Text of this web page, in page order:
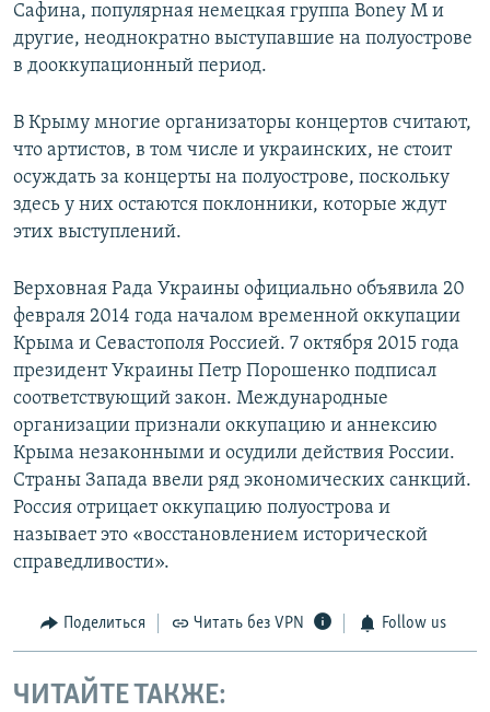
Сафина, популярная немецкая группа Boney M и
другие, неоднократно выступавшие на полуострове
в дооккупационный период.
В Крыму многие организаторы концертов считают,
что артистов, в том числе и украинских, не стоит
осуждать за концерты на полуострове, поскольку
здесь у них остаются поклонники, которые ждут
этих выступлений.
Верховная Рада Украины официально объявила 20
февраля 2014 года началом временной оккупации
Крыма и Севастополя Россией. 7 октября 2015 года
президент Украины Петр Порошенко подписал
соответствующий закон. Международные
организации признали оккупацию и аннексию
Крыма незаконными и осудили действия России.
Страны Запада ввели ряд экономических санкций.
Россия отрицает оккупацию полуострова и
называет это «восстановлением исторической
справедливости».
Поделиться Читать без VPN Follow us
ЧИТАЙТЕ ТАКЖЕ: